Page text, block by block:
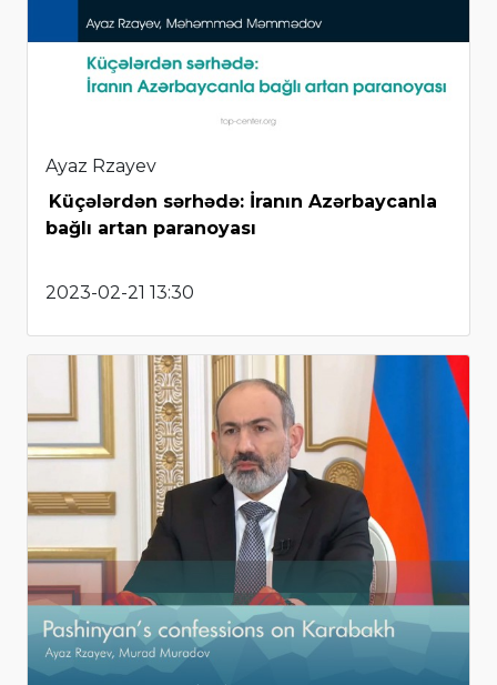
Ayaz Rzayev
Küçələrdən sərhədə: İranın Azərbaycanla
bağlı artan paranoyası
2023-02-21 13:30